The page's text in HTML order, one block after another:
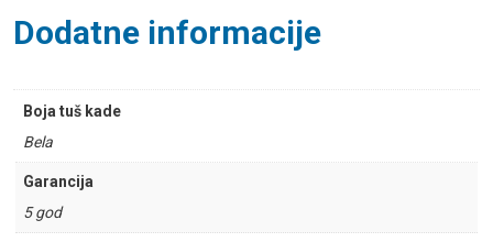
Dodatne informacije
Boja tuš kade
Bela
Garancija
5 god